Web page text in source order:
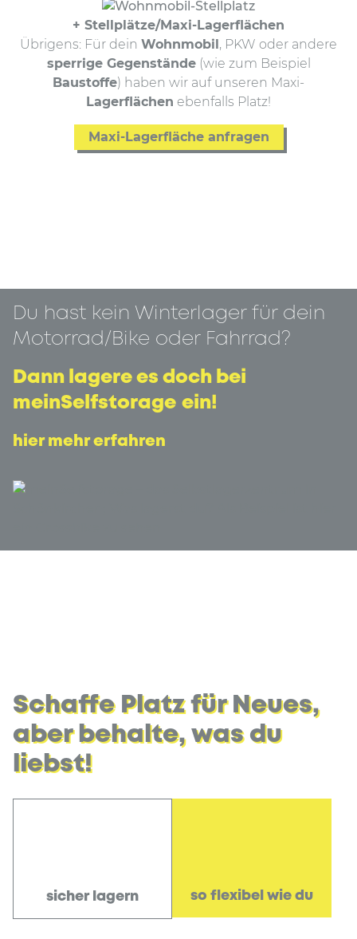
+ Stellplätze/Maxi-Lagerflächen
Übrigens: Für dein Wohnmobil , PKW oder andere
sperrige Gegenstände(wie zum Beispiel
Baustoffe) haben wir auf unseren Maxi-
Lagerflächen ebenfalls Platz!
Maxi-Lagerfläche anfragen
Du hast kein Winterlager für dein
Motorrad/Bike oder Fahrrad?
Dann lagere es doch bei
meinSelfstorage ein!
hier mehr erfahren
Schaffe Platz für Neues,
aber behalte, was du
liebst!
sicher lagern so flexibel wie du